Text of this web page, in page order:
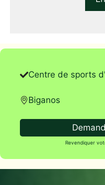
Centre de sports
Biganos
Revendiquer